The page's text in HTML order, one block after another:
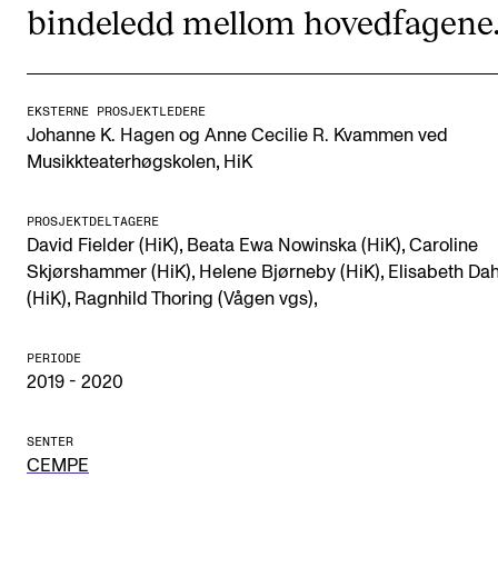
Utveksling
Internasjonal strategi
Samarbeidsprosjekter
Nettverk
AKTUELT
Nyheter og historier
INFO
bindeledd mellom
EKSTERNE PROSJEKTLEDERE
Johanne K. Hagen og Anne Cecilie R. Kvammen ved
Musikkteaterhøgskolen, HiK
PROSJEKTDELTAGERE
David Fielder (HiK), Beata Ewa Nowinska (HiK), Caroline
Skjørshammer (HiK), Helene Bjørneby (HiK), Elisabeth
(HiK), Ragnhild Thoring (Vågen vgs),
PERIODE
2019 - 2020
SENTER
CEMPE